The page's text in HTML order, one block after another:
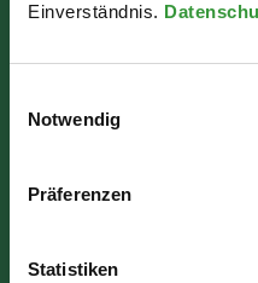
Einverständnis.
Notwendig
Präferenzen
Statistiken
Fr: 07:30 - 12:00 Uhr